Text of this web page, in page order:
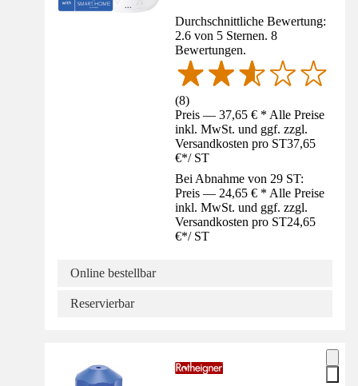
Durchschnittliche Bewertung:
2.6 von 5 Sternen. 8
Bewertungen.
(8)
Preis — 37,65 € * Alle Preise
inkl. MwSt. und ggf. zzgl.
Versandkosten pro ST37,65
€*/ ST
Bei Abnahme von 29 ST:
Preis — 24,65 € * Alle Preise
inkl. MwSt. und ggf. zzgl.
Versandkosten pro ST24,65
€*/ ST
Online bestellbar
Reservierbar